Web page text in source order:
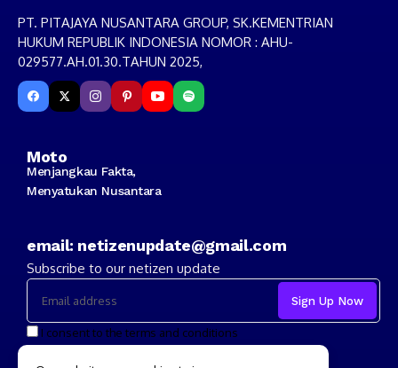
PT. PITAJAYA NUSANTARA GROUP, SK.KEMENTRIAN
HUKUM REPUBLIK INDONESIA NOMOR : AHU-
029577.AH.01.30.TAHUN 2025,
Moto
Menjangkau Fakta,
Menyatukan Nusantara
email: netizenupdate@gmail.com
Subscribe to our netizen update
I consent to the terms and conditions